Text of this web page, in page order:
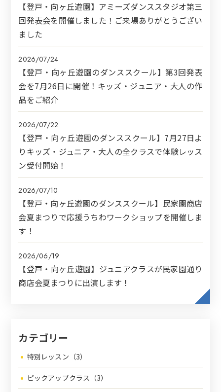
【登戸・向ヶ丘遊園】アミーズダンススタジオ第三
回発表会を開催しました！ご来場ありがとうござい
ました
2026/07/24
【登戸・向ヶ丘遊園のダンススクール】第3回発表
会を7月26日に開催！キッズ・ジュニア・大人の作
品をご紹介
2026/07/22
【登戸・向ヶ丘遊園のダンススクール】7月27日よ
りキッズ・ジュニア・大人の全クラスで体験レッス
ン受付開始！
2026/07/10
【登戸・向ヶ丘遊園のダンススクール】民家園商店
会夏まつりで応援うちわワークショップを開催しま
す！
2026/06/19
【登戸・向ヶ丘遊園】ジュニアクラスが民家園通り
商店会夏まつりに出演します！
カテゴリー
特別レッスン（3）
ピックアップクラス（3）